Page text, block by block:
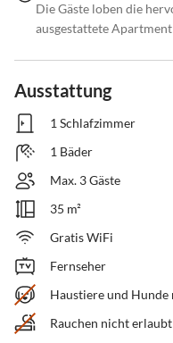
Die Gäste loben die
ausgestattete
Ausstattung
1 Schlafzimmer
1 Bäder
Max. 3 Gäste
35 m²
Gratis WiFi
Fernseher
Haustiere und
Rauchen nicht erlaubt